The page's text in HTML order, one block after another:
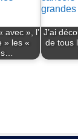
avec », l’
» les «
J’ai
de tous